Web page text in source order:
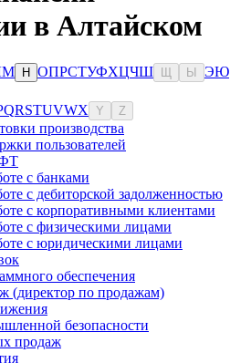
в Алтайском
М Н ОПРСТУФХЦЧШ Ы ЭЮ
QRSTUVWX Y Z
производства
пользователей
с банками
с дебиторской задолженностью
с корпоративными клиентами
с физическими лицами
с юридическими лицами
обеспечения
(директор по продажам)
безопасности
продаж